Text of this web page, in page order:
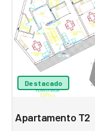
Destacado
Apartamento T2